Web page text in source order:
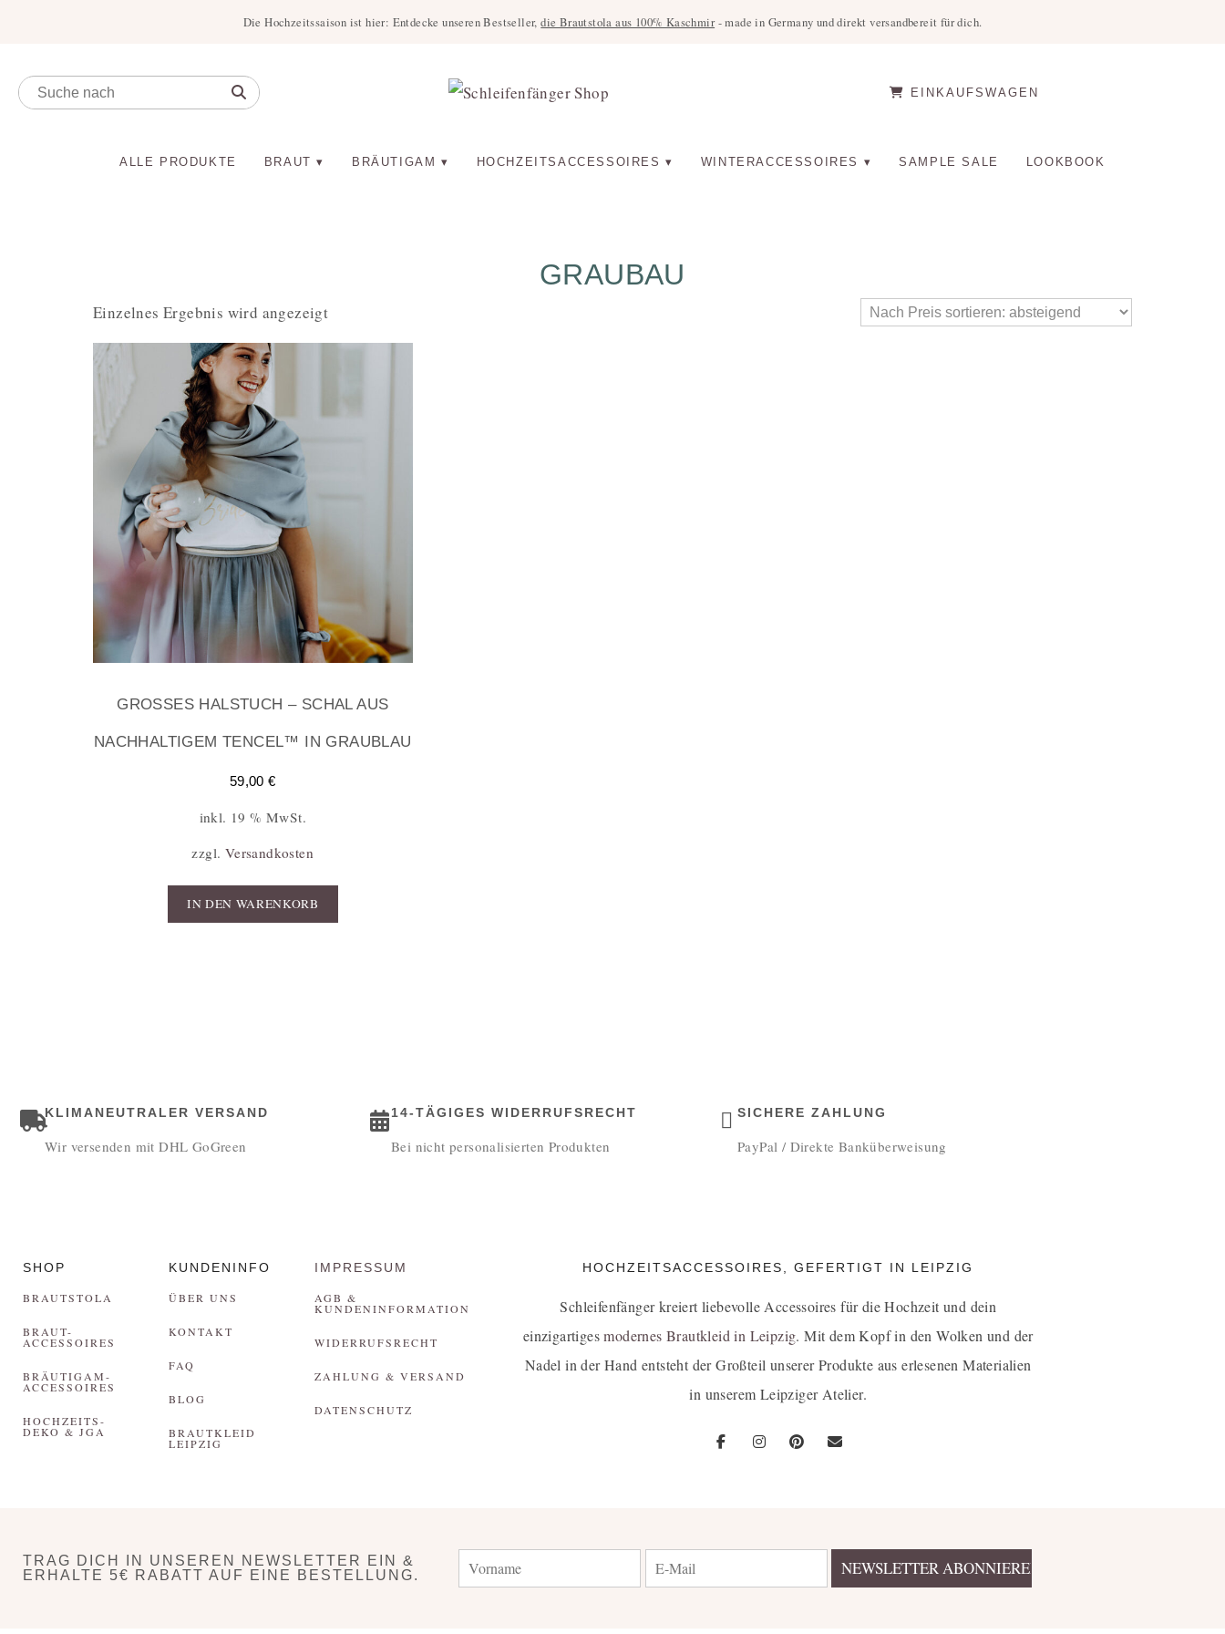
Die Hochzeitssaison ist hier: Entdecke unseren Bestseller,die Brautstola aus 100% Kaschmir- made in Germany und direkt versandbereit für dich.
EINKAUFSWAGEN
ALLE PRODUKTE BRAUT BRÄUTIGAM HOCHZEITSACCESSOIRES WINTERACCESSOIRES SAMPLE SALE LOOKBOOK
GRAUBAU
Einzelnes Ergebnis wird angezeigt
GROSSES HALSTUCH – SCHAL AUS N
ACHHALTIGEM TENCEL™ IN GRAUBLAU
59,00€
inkl. 19 % MwSt.
zzgl. Versandkosten
IN DEN WARENKORB
KLIMANEUTRALER VERSAND
Wir versenden mit DHL GoGreen
14-TÄGIGES WIDERRUFSRECHT
Bei nicht personalisierten Produkten
SICHERE ZAHLUNG
PayPal / Direkte Banküberweisung
SHOP
BRAUTSTOLA
BRAUT-
ACCESSOIRES
BRÄUTIGAM-
ACCESSOIRES
HOCHZEITS-
DEKO & JGA
KUNDENINFO
ÜBER UNS
KONTAKT
FAQ
BLOG
BRAUTKLEID
LEIPZIG
IMPRESSUM
AGB &
KUNDENINFORMATION
WIDERRUFSRECHT
ZAHLUNG & VERSAND
DATENSCHUTZ
HOCHZEITSACCESSOIRES, GEFERTIGT IN LEIPZIG
Schleifenfänger kreiert liebevolle Accessoires für die Hochzeit und dein
einzigartigesmodernes Brautkleid in Leipzig. Mit dem Kopf in den Wolken und der
Nadel in der Hand entsteht der Großteil unserer Produkte aus erlesenen Materialien
in unserem Leipziger Atelier.
TRAG DICH IN UNSEREN NEWSLETTER EIN &
ERHALTE 5€ RABATT AUF EINE BESTELLUNG.